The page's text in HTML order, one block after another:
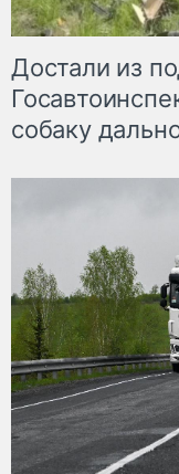
Достали из
собаку